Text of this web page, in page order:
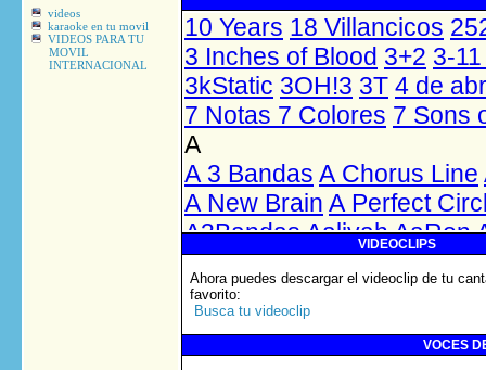
videos
karaoke en tu movil
VIDEOS PARA TU
MOVIL
INTERNACIONAL
VIDEOCLIPS
Ahora puedes descargar el videoclip de tu
favorito:
Busca tu videoclip
VOCES